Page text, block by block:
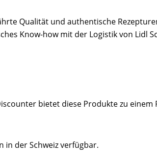
Qualität und authentische
Know-how mit der Logistik von Lidl
bietet diese Produkte zu einem
in der Schweiz verfügbar.